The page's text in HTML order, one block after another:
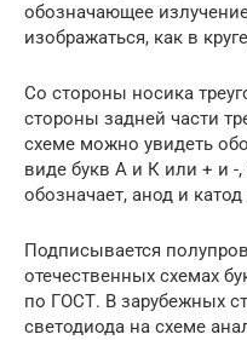
обозначающее
изображаться, как в
Со стороны носика
стороны задней части
схеме можно увидеть
виде букв А и К или + и -,
обозначает, анод и
Подписывается
отечественных схемах
по ГОСТ. В зарубежных
светодиода на схеме